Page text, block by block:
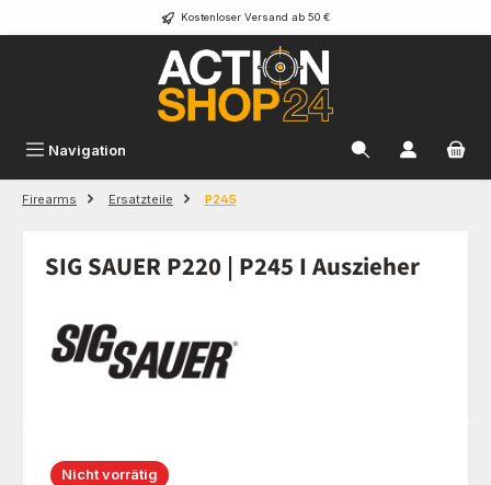
Zum Hauptinhalt springen Kostenloser Versand ab 50 €
Navigation
Firearms Ersatzteile P245
SIG SAUER P220 | P245 I Auszieher
Bildergalerie überspringen
Nicht vorrätig